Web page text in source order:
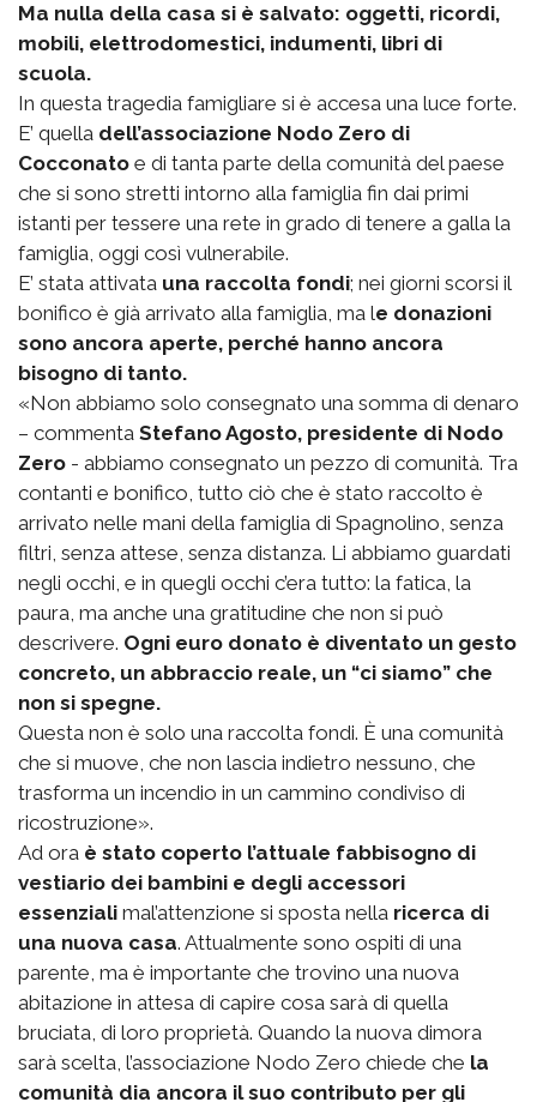
Ma nulla della casa si è salvato: oggetti, ricordi,
mobili, elettrodomestici, indumenti, libri di
scuola.
In questa tragedia famigliare si è accesa una luce forte.
E’ quella dell’associazione Nodo Zero di
Cocconato e di tanta parte della comunità del paese
che si sono stretti intorno alla famiglia fin dai primi
istanti per tessere una rete in grado di tenere a galla la
famiglia, oggi così vulnerabile.
E’ stata attivata una raccolta fondi; nei giorni scorsi il
bonifico è già arrivato alla famiglia, ma le donazioni
sono ancora aperte, perché hanno ancora
bisogno di tanto.
«Non abbiamo solo consegnato una somma di denaro
– commenta Stefano Agosto, presidente di Nodo
Zero - abbiamo consegnato un pezzo di comunità. Tra
contanti e bonifico, tutto ciò che è stato raccolto è
arrivato nelle mani della famiglia di Spagnolino, senza
filtri, senza attese, senza distanza. Li abbiamo guardati
negli occhi, e in quegli occhi c’era tutto: la fatica, la
paura, ma anche una gratitudine che non si può
descrivere. Ogni euro donato è diventato un gesto
concreto, un abbraccio reale, un “ci siamo” che
non si spegne.
Questa non è solo una raccolta fondi. È una comunità
che si muove, che non lascia indietro nessuno, che
trasforma un incendio in un cammino condiviso di
ricostruzione».
Ad ora è stato coperto l’attuale fabbisogno di
vestiario dei bambini e degli accessori
essenziali mal’attenzione si sposta nella ricerca di
una nuova casa. Attualmente sono ospiti di una
parente, ma è importante che trovino una nuova
abitazione in attesa di capire cosa sarà di quella
bruciata, di loro proprietà. Quando la nuova dimora
sarà scelta, l’associazione Nodo Zero chiede che la
comunità dia ancora il suo contributo per gli